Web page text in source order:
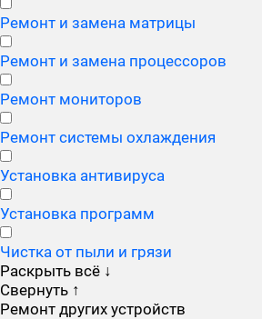
Ремонт и замена матрицы
Ремонт и замена процессоров
Ремонт мониторов
Ремонт системы охлаждения
Установка антивируса
Установка программ
Чистка от пыли и грязи
Раскрыть всё ↓
Свернуть ↑
Ремонт других устройств